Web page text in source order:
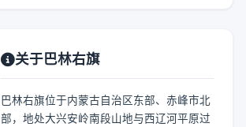
关于巴林右旗
巴林右旗位于内蒙古自治区东部、赤峰市北
部，地处大兴安岭南段山地与西辽河平原过